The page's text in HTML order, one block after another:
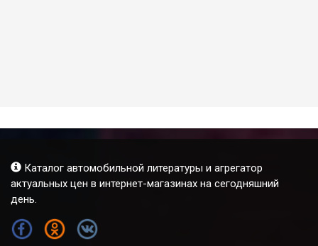
Каталог автомобильной литературы и агрегатор
актуальных цен в интернет-магазинах на сегодняшний
день.
FB OK VK